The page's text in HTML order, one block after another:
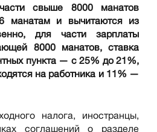
свыше 8000 манатов
манатам и вычитаются из
для части зарплаты
8000 манатов, ставка
пункта — с 25% до 21%,
на работника и 11% —
налога, иностранцы,
соглашений о разделе